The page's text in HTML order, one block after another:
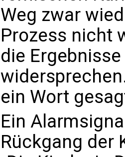
Weg zwar
Prozess nicht
die
ein Wort
Ein
Rückgang der